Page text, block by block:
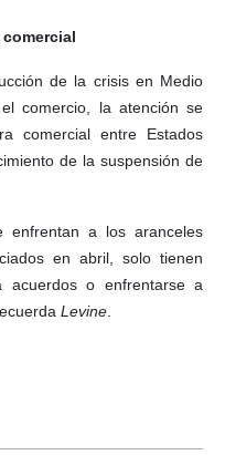
de la crisis en Medio
comercio, la atención se
comercial entre Estados
de la suspensión de
enfrentan a los aranceles
en abril, solo tienen
o enfrentarse a
Levine.